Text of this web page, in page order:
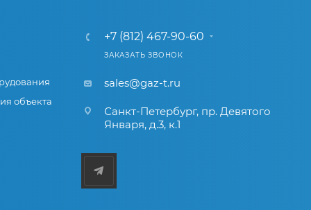
объекта
+7 (812) 467-90-60
ЗАКАЗАТЬ ЗВОНОК
sales@gaz-t.ru
Санкт-Петербург, пр. Девятого
Января, д.3, к.1